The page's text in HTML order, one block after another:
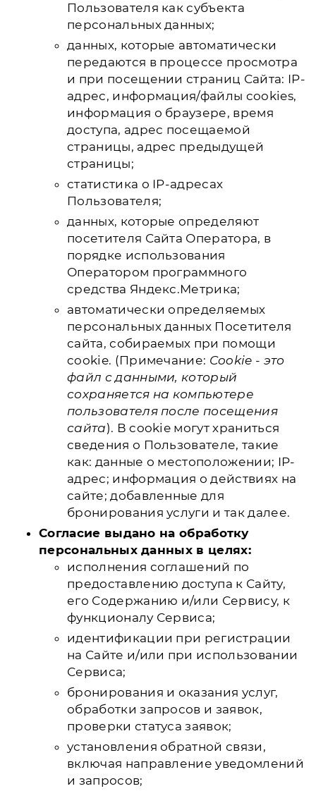
Пользователя как субъекта
персональных данных;
данных, которые автоматически
передаются в процессе просмотра
и при посещении страниц Сайта: IP-
адрес, информация/файлы cookies,
информация о браузере, время
доступа, адрес посещаемой
страницы, адрес предыдущей
страницы;
статистика о IP-адресах
Пользователя;
данных, которые определяют
посетителя Сайта Оператора, в
порядке использования
Оператором программного
средства Яндекс.Метрика;
автоматически определяемых
персональных данных Посетителя
сайта, собираемых при помощи
cookie. (Примечание: Cookie - это
файл с данными, который
сохраняется на компьютере
пользователя после посещения
сайта). В cookie могут храниться
сведения о Пользователе, такие
как: данные о местоположении; IP-
адрес; информация о действиях на
сайте; добавленные для
бронирования услуги и так далее.
Согласие выдано на обработку
персональных данных в целях:
исполнения соглашений по
предоставлению доступа к Сайту,
его Содержанию и/или Сервису, к
функционалу Сервиса;
идентификации при регистрации
на Сайте и/или при использовании
Сервиса;
бронирования и оказания услуг,
обработки запросов и заявок,
проверки статуса заявок;
установления обратной связи,
включая направление уведомлений
и запросов;